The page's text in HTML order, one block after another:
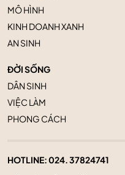
MÔ HÌNH
KINH DOANH XANH
AN SINH
ĐỜI SỐNG
DÂN SINH
VIỆC LÀM
PHONG CÁCH
HOTLINE:024. 37824741